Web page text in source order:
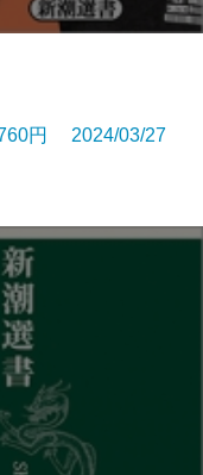
円 2024/03/27